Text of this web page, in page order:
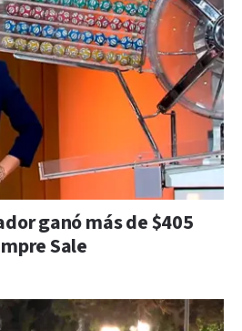
ganó más de $405
Sale